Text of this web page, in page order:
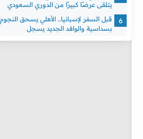
يتلقى عرضًا كبيرًا من الدوري السعودي
قبل السفر لإسبانيا.. الأهلي يسحق النجوم
بسداسية والوافد الجديد يسجل